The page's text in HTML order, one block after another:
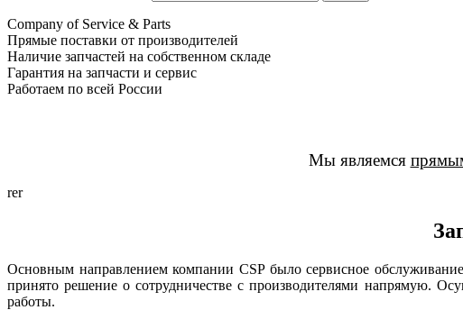
Company of Service & Parts
Прямые поставки от производителей
Наличие запчастей на собственном складе
Гарантия на запчасти и сервис
Работаем по всей России
Мы являемся
rer
Основным направлением компании CSP было сервисное
принято решение о сотрудничестве с производителями напрямую.
работы.